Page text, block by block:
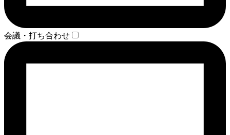
会議・打ち合わせ